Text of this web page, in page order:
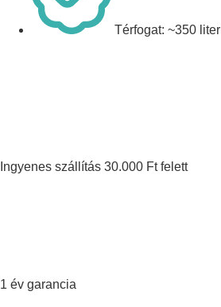
Térfogat: ~350 liter
Ingyenes szállítás 30.000 Ft felett
1 év garancia